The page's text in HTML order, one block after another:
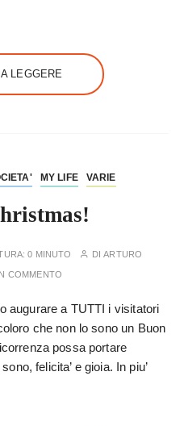
LEGGERE
MY LIFE VARIE
0 MINUTO DIARTURO
COMMENTO
augurare a TUTTI i visitatori
che non lo sono un Buon
possa portare
felicita’ e gioia. In piu’